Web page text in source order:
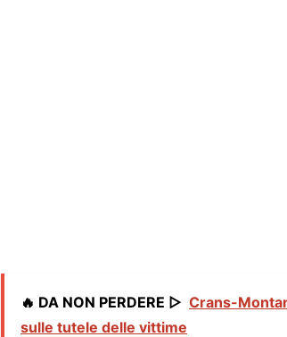
🔥 DA NON PERDERE ▷ Crans-
sulle tutele delle vittime